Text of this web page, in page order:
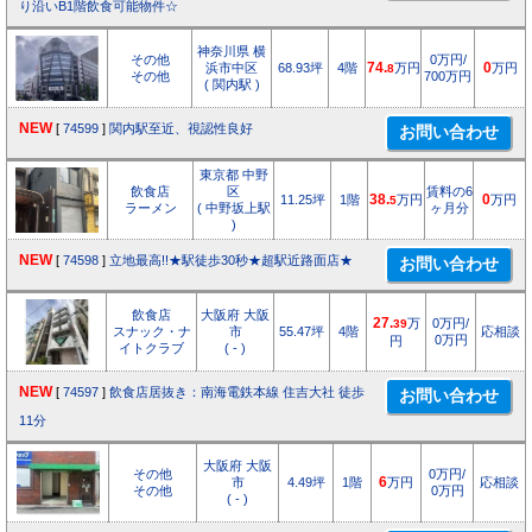
り沿いB1階飲食可能物件☆
その他
その他
神奈川県 横
浜市中区
( 関内駅 )
68.93坪 4階 74.8万円
0万円/
700万円
0万円
NEW [ 74599 ] 関内駅至近、視認性良好
飲食店
ラーメン
東京都 中野
区
( 中野坂上駅
)
11.25坪 1階 38.5万円
賃料の6
ヶ月分
0万円
NEW [ 74598 ] 立地最高!!★駅徒歩30秒★超駅近路面店★
飲食店
スナック・ナ
イトクラブ
大阪府 大阪
市
( - )
55.47坪 4階
27.39万
円
0万円/
0万円
応相談
NEW [ 74597 ] 飲食店居抜き：南海電鉄本線 住吉大社 徒歩
11分
その他
その他
大阪府 大阪
市
( - )
4.49坪 1階 6万円
0万円/
0万円
応相談